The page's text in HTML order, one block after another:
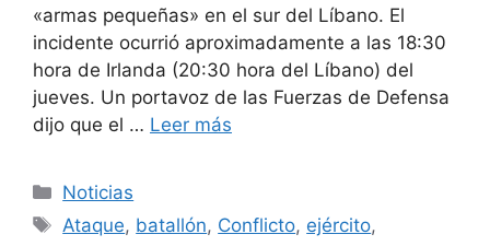
«armas pequeñas» en el sur del Líbano. El
incidente ocurrió aproximadamente a las 18:30
hora de Irlanda (20:30 hora del Líbano) del
jueves. Un portavoz de las Fuerzas de Defensa
dijo que el … Leer más
Categorías
Noticias
Etiquetas
Ataque, batallón, Conflicto, ejército,